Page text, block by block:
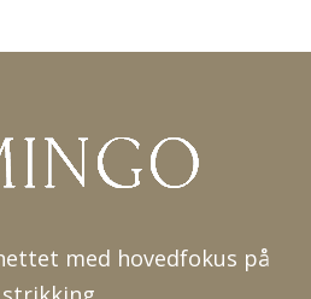
med hovedfokus på